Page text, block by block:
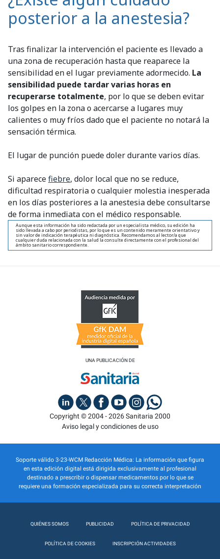
posterior a la anestesia?
Tras finalizar la intervención el paciente es llevado a
una zona de recuperación hasta que reaparece la
sensibilidad en el lugar previamente adormecido. La
sensibilidad puede tardar varias horas en
recuperarse totalmente, por lo que se deben evitar
los golpes en la zona o acercarse a lugares muy
calientes o muy fríos dado que el paciente no notará la
sensación térmica.
El lugar de punción puede doler durante varios días.
Si aparecefiebre, dolor local que no se reduce,
dificultad respiratoria o cualquier molestia inesperada
en los días posteriores a la anestesia debe consultarse
de forma inmediata con el médico responsable.
Aunque esta información ha sido redactada por un especialista médico, su edición ha
sido llevada a cabo por periodistas, por lo que es un contenido meramente orientativo y
sin valor de indicación terapéutica ni diagnóstica. Recomendamos al lector/a que
cualquier duda relacionada con la salud la consulte directamente con el profesional del
ámbito sanitario correspondiente.
UNA PUBLICACIÓN DE
Copyright © 2004 - 2026 Sanitaria 2000
Aviso legal y condiciones de uso
Soporte válido 3-23-WCM Redacción Médica: La información que figura
en esta edición digital está dirigida exclusivamente al profesional
destinado a prescribir o dispensar medicamentos por lo que se
requiere una formación especializada para su correcta interpretación
QUIÉNES SOMOS PUBLICIDAD POLÍTICA DE PRIVACIDAD
POLÍTICA DE COOKIES INSCRIPCIÓN ACTIVIDADES